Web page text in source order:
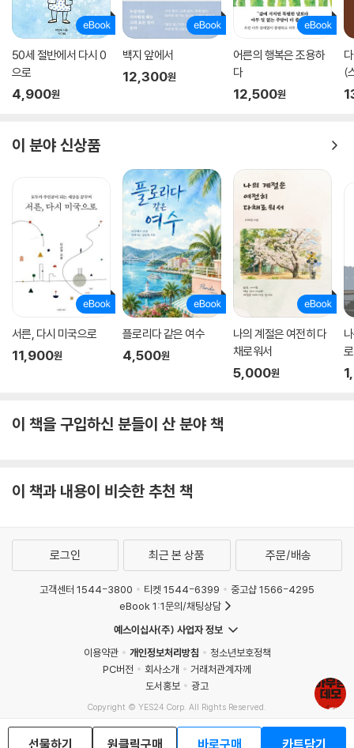
50세 절반에서 다시 0
으로
4,900원
백지 앞에서
12,300원
어른의 행복은 조용하
다
12,500원
(
이 분야 신상품
서른, 다시 미국으로
11,900원
플로리다 같은 여수
4,500원
나의 계절은 여전히 다
채로워서
5,000원
이 책을 구입하신 분들이 산 분야 책
이 책과 내용이 비슷한 추천 책
선물하기 원클릭구매 바로구매 카트담기
로그인 최근 본 상품 주문/배송
고객센터 1544-3800 티켓 1544-6399
중고샵 1566-4295
eBook 1:1문의/채팅상담
예스이십사(주) 사업자 정보
이용약관
개인정보처리방침
청소년보호정책
PC버전
회사소개
거래처관계자께
도서홍보
광고
Copyright © YES24 Corp. All Rights Reserved.